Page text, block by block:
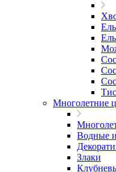
Ель
Многолетние
Водные
Злаки